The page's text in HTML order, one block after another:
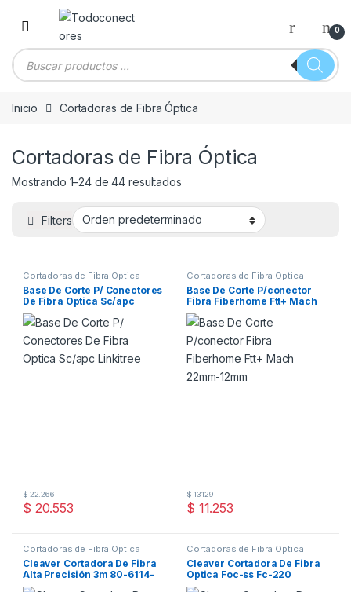
Skip to navigation
Skip to content
0
Búsqueda de productos
Inicio Cortadoras de Fibra Óptica
Cortadoras de Fibra Óptica
Mostrando 1–24 de 44 resultados
Filters
Cortadoras de Fibra Óptica
Base De Corte P/ Conectores
De Fibra Optica Sc/apc
Linkitree
$ 20.553
$22.266
Cortadoras de Fibra Óptica
Base De Corte P/conector
Fibra Fiberhome Ftt+ Mach
22mm-12mm
$ 11.253
$13.129
Cortadoras de Fibra Óptica
Cleaver Cortadora De Fibra
Alta Precisión 3m 80-6114-
9690-4
Cortadoras de Fibra Óptica
Cleaver Cortadora De Fibra
Optica Foc-ss Fc-220